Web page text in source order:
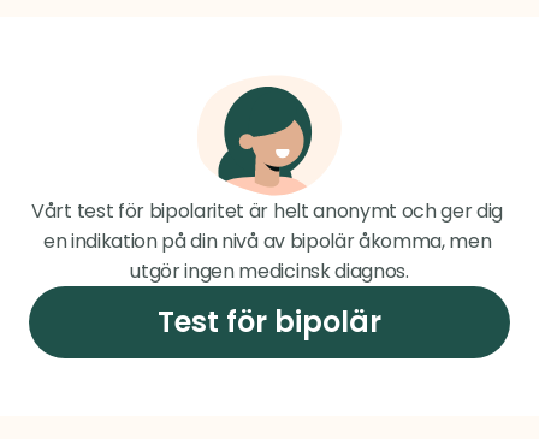
Vårt test för bipolaritet är helt anonymt och ger dig
en indikation på din nivå av bipolär åkomma, men
utgör ingen medicinsk diagnos.
Test för bipolär